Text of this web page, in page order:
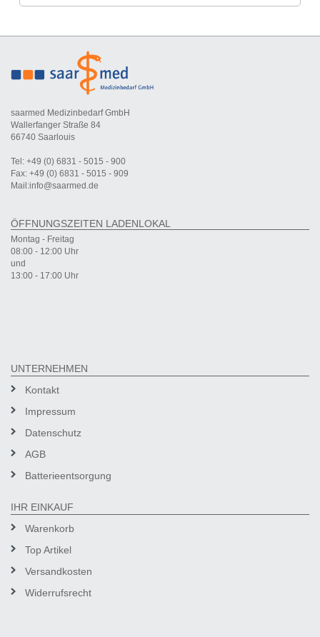
saarmed Medizinbedarf GmbH
Wallerfanger Straße 84
66740 Saarlouis
Tel: +49 (0) 6831 - 5015 - 900
Fax: +49 (0) 6831 - 5015 - 909
Mail:info@saarmed.de
ÖFFNUNGSZEITEN LADENLOKAL
Montag - Freitag
08:00 - 12:00 Uhr
und
13:00 - 17:00 Uhr
UNTERNEHMEN
Kontakt
Impressum
Datenschutz
AGB
Batterieentsorgung
IHR EINKAUF
Warenkorb
Top Artikel
Versandkosten
Widerrufsrecht